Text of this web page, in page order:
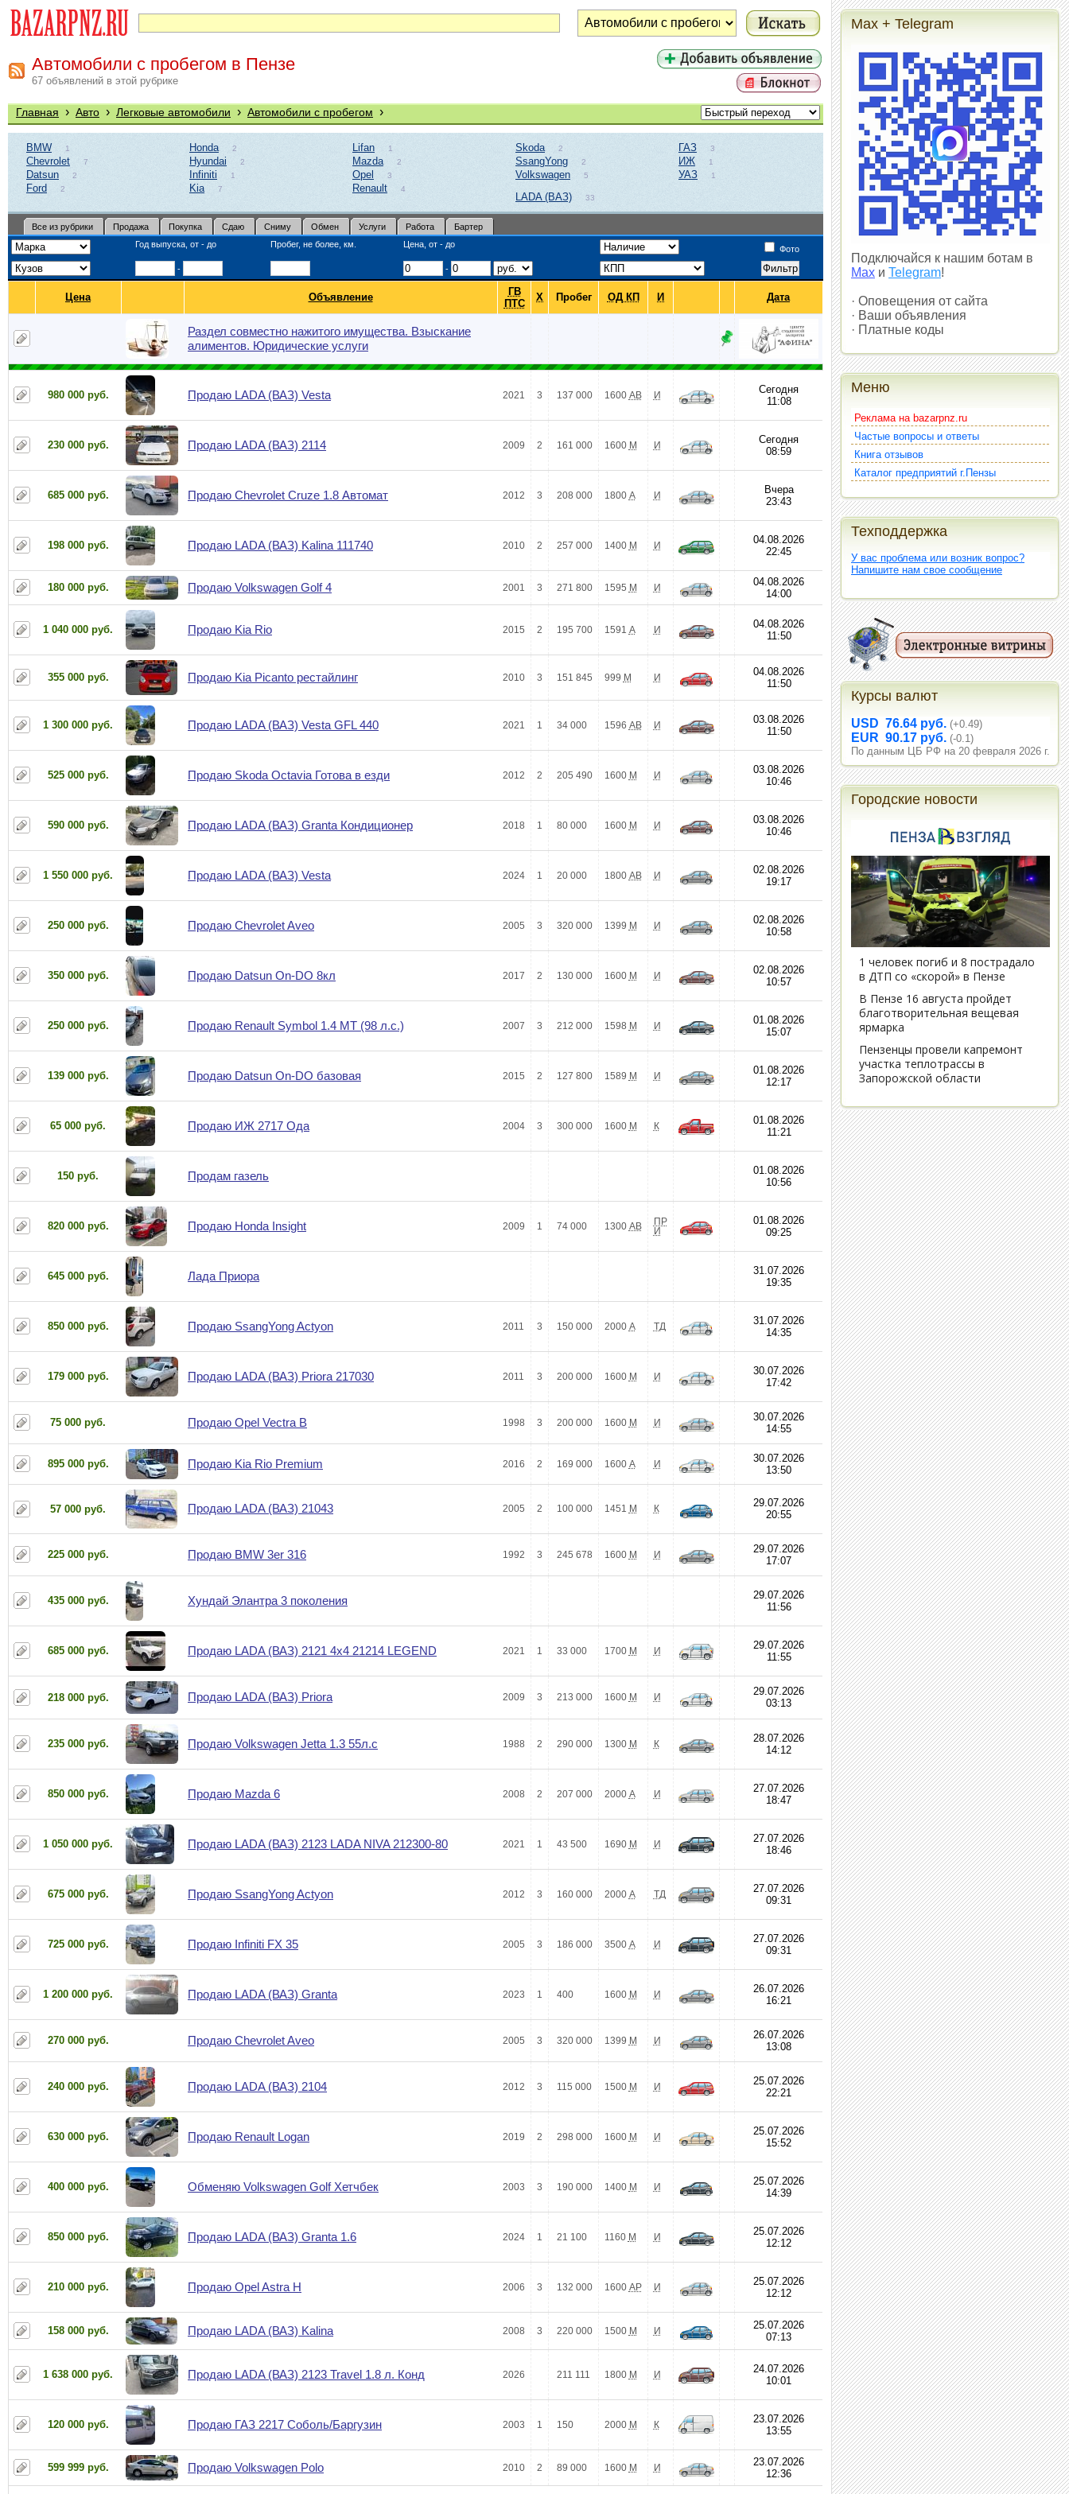
Автомобили с пробегом в Пензе
67 объявлений в этой рубрике
Главная › Авто › Легковые автомобили › Автомобили с пробегом ›
BMW 1
Chevrolet 7
Datsun 2
Ford 2
Honda 2
Hyundai 2
Infiniti 1
Kia 7
Lifan 1
Mazda 2
Opel 3
Renault 4
Skoda 2
SsangYong 2
Volkswagen 5
LADA (ВАЗ) 33
ГАЗ 3
ИЖ 1
УАЗ 1
Все из рубрики Продажа Покупка Сдаю Сниму Обмен Услуги Работа
Бартер
Год выпуска, от - до
Пробег, не более, км. Цена, от - до Фото
- -
Цена Объявление
ГВ
ПТС
Х Пробег ОД КП И Дата
Раздел совместно нажитого имущества. Взыскание
алиментов. Юридические услуги
980 000 руб. Продаю LADA (ВАЗ) Vesta 2021 3 137 000 1600 АВ И
Сегодня
11:08
230 000 руб. Продаю LADA (ВАЗ) 2114 2009 2 161 000 1600 М И
Сегодня
08:59
685 000 руб. Продаю Chevrolet Cruze 1.8 Автомат 2012 3 208 000 1800 А И
Вчера
23:43
198 000 руб. Продаю LADA (ВАЗ) Kalina 111740 2010 2 257 000 1400 М И
04.08.2026
22:45
180 000 руб. Продаю Volkswagen Golf 4 2001 3 271 800 1595 М И
04.08.2026
14:00
1 040 000 руб. Продаю Kia Rio 2015 2 195 700 1591 А И
04.08.2026
11:50
355 000 руб. Продаю Kia Picanto рестайлинг 2010 3 151 845 999 М И
04.08.2026
11:50
1 300 000 руб. Продаю LADA (ВАЗ) Vesta GFL 440 2021 1 34 000 1596 АВ И
03.08.2026
11:50
525 000 руб. Продаю Skoda Octavia Готова в езди 2012 2 205 490 1600 М И
03.08.2026
10:46
590 000 руб. Продаю LADA (ВАЗ) Granta Кондиционер 2018 1 80 000 1600 М И
03.08.2026
10:46
1 550 000 руб. Продаю LADA (ВАЗ) Vesta 2024 1 20 000 1800 АВ И
02.08.2026
19:17
250 000 руб. Продаю Chevrolet Aveo 2005 3 320 000 1399 М И
02.08.2026
10:58
350 000 руб. Продаю Datsun On-DO 8кл 2017 2 130 000 1600 М И
02.08.2026
10:57
250 000 руб. Продаю Renault Symbol 1.4 МТ (98 л.с.) 2007 3 212 000 1598 М И
01.08.2026
15:07
139 000 руб. Продаю Datsun On-DO базовая 2015 2 127 800 1589 М И
01.08.2026
12:17
65 000 руб. Продаю ИЖ 2717 Ода 2004 3 300 000 1600 М К
01.08.2026
11:21
150 руб. Продам газель
01.08.2026
10:56
820 000 руб. Продаю Honda Insight 2009 1 74 000 1300 АВ
ПР
И
01.08.2026
09:25
645 000 руб. Лада Приора
31.07.2026
19:35
850 000 руб. Продаю SsangYong Actyon 2011 3 150 000 2000 А ТД
31.07.2026
14:35
179 000 руб. Продаю LADA (ВАЗ) Priora 217030 2011 3 200 000 1600 М И
30.07.2026
17:42
75 000 руб. Продаю Opel Vectra B 1998 3 200 000 1600 М И
30.07.2026
14:55
895 000 руб. Продаю Kia Rio Premium 2016 2 169 000 1600 А И
30.07.2026
13:50
57 000 руб. Продаю LADA (ВАЗ) 21043 2005 2 100 000 1451 М К
29.07.2026
20:55
225 000 руб. Продаю BMW 3er 316 1992 3 245 678 1600 М И
29.07.2026
17:07
435 000 руб. Хундай Элантра 3 поколения
29.07.2026
11:56
685 000 руб. Продаю LADA (ВАЗ) 2121 4x4 21214 LEGEND 2021 1 33 000 1700 М И
29.07.2026
11:55
218 000 руб. Продаю LADA (ВАЗ) Priora 2009 3 213 000 1600 М И
29.07.2026
03:13
235 000 руб. Продаю Volkswagen Jetta 1.3 55л.с 1988 2 290 000 1300 М К
28.07.2026
14:12
850 000 руб. Продаю Mazda 6 2008 2 207 000 2000 А И
27.07.2026
18:47
1 050 000 руб. Продаю LADA (ВАЗ) 2123 LADA NIVA 212300-80 2021 1 43 500 1690 М И
27.07.2026
18:46
675 000 руб. Продаю SsangYong Actyon 2012 3 160 000 2000 А ТД
27.07.2026
09:31
725 000 руб. Продаю Infiniti FX 35 2005 3 186 000 3500 А И
27.07.2026
09:31
1 200 000 руб. Продаю LADA (ВАЗ) Granta 2023 1 400 1600 М И
26.07.2026
16:21
270 000 руб. Продаю Chevrolet Aveo 2005 3 320 000 1399 М И
26.07.2026
13:08
240 000 руб. Продаю LADA (ВАЗ) 2104 2012 3 115 000 1500 М И
25.07.2026
22:21
630 000 руб. Продаю Renault Logan 2019 2 298 000 1600 М И
25.07.2026
15:52
400 000 руб. Обменяю Volkswagen Golf Хетчбек 2003 3 190 000 1400 М И
25.07.2026
14:39
850 000 руб. Продаю LADA (ВАЗ) Granta 1.6 2024 1 21 100 1160 М И
25.07.2026
12:12
210 000 руб. Продаю Opel Astra Н 2006 3 132 000 1600 АР И
25.07.2026
12:12
158 000 руб. Продаю LADA (ВАЗ) Kalina 2008 3 220 000 1500 М И
25.07.2026
07:13
1 638 000 руб. Продаю LADA (ВАЗ) 2123 Travel 1.8 л. Конд 2026 211 111 1800 М И
24.07.2026
10:01
120 000 руб. Продаю ГАЗ 2217 Соболь/Баргузин 2003 1 150 2000 М К
23.07.2026
13:55
599 999 руб. Продаю Volkswagen Polo 2010 2 89 000 1600 М И
23.07.2026
12:36
Max + Telegram
Подключайся к нашим ботам в
Max и Telegram!
· Оповещения от сайта
· Ваши объявления
· Платные коды
Меню
Реклама на bazarpnz.ru
Частые вопросы и ответы
Книга отзывов
Каталог предприятий г.Пензы
Техподдержка
У вас проблема или возник вопрос?
Напишите нам свое сообщение
Курсы валют
USD 76.64 руб. (+0.49)
EUR 90.17 руб. (-0.1)
По данным ЦБ РФ на 20 февраля 2026 г.
Городские новости